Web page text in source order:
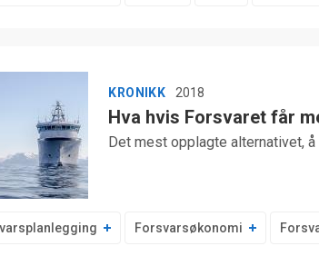
KRONIKK 2018
Hva hvis Forsvaret får
Det mest opplagte alternativet,
Forsvarsøkonomi